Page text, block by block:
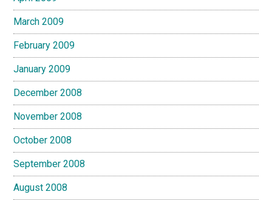
March 2009
February 2009
January 2009
December 2008
November 2008
October 2008
September 2008
August 2008